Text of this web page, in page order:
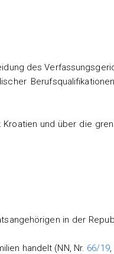
des
und über die
in der
handelt (NN, Nr. 66/19,